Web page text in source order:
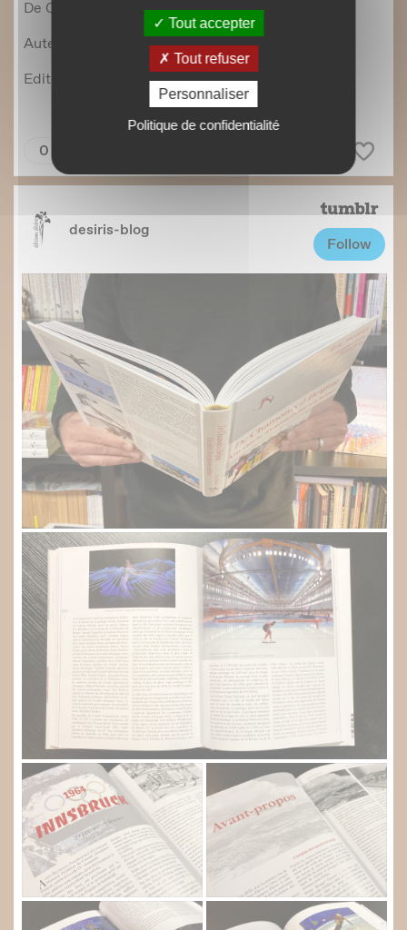
Tout accepter
Tout refuser
Personnaliser
Politique de confidentialité